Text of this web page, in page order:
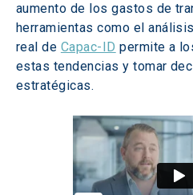
aumento de los gastos de
herramientas como el
real de Capac-ID permite a
estas tendencias y tomar
estratégicas.